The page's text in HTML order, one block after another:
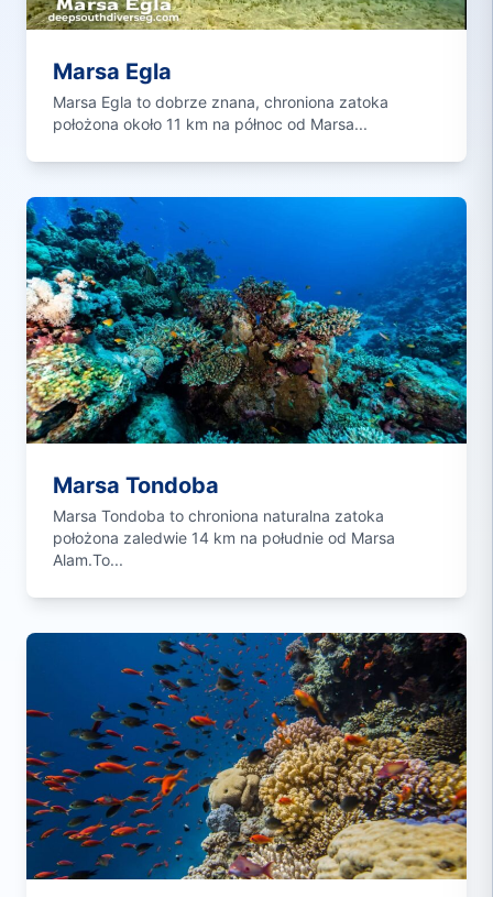
Marsa Egla
Marsa Egla to dobrze znana, chroniona zatoka
położona około 11 km na północ od Marsa...
Marsa Tondoba
Marsa Tondoba to chroniona naturalna zatoka
położona zaledwie 14 km na południe od Marsa
Alam.To...